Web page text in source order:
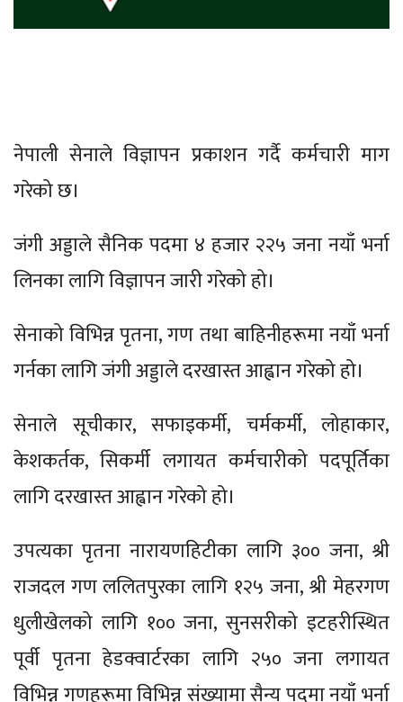
नेपाली सेनाले विज्ञापन प्रकाशन गर्दै कर्मचारी माग
गरेको छ।
जंगी अड्डाले सैनिक पदमा ४ हजार २२५ जना नयाँ भर्ना
लिनका लागि विज्ञापन जारी गरेको हो।
सेनाको विभिन्न पृतना, गण तथा बाहिनीहरूमा नयाँ भर्ना
गर्नका लागि जंगी अड्डाले दरखास्त आह्वान गरेको हो।
सेनाले सूचीकार, सफाइकर्मी, चर्मकर्मी, लोहाकार,
केशकर्तक, सिकर्मी लगायत कर्मचारीको पदपूर्तिका
लागि दरखास्त आह्वान गरेको हो।
उपत्यका पृतना नारायणहिटीका लागि ३०० जना, श्री
राजदल गण ललितपुरका लागि १२५ जना, श्री मेहरगण
धुलीखेलको लागि १०० जना, सुनसरीको इटहरीस्थित
पूर्वी पृतना हेडक्वार्टरका लागि २५० जना लगायत
विभिन्न गणहरूमा विभिन्न संख्यामा सैन्य पदमा नयाँ भर्ना